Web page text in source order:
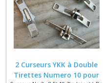
2 Curseurs YKK à Double
Tirettes Numero 10 pour